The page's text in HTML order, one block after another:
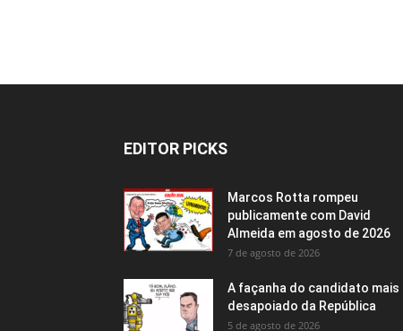
EDITOR PICKS
Marcos Rotta rompeu
publicamente com David
Almeida em agosto de 2026
7 de agosto de 2026
A façanha do candidato mais
desapoiado da República
5 de agosto de 2026